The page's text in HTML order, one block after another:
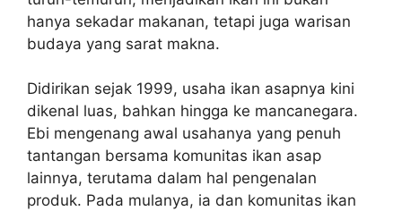
hanya sekadar makanan, tetapi juga warisan
budaya yang sarat makna.
Didirikan sejak 1999, usaha ikan asapnya kini
dikenal luas, bahkan hingga ke mancanegara.
Ebi mengenang awal usahanya yang penuh
tantangan bersama komunitas ikan asap
lainnya, terutama dalam hal pengenalan
produk. Pada mulanya, ia dan komunitas ikan